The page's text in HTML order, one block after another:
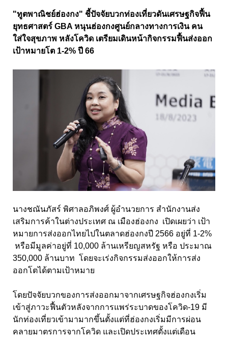
"ทูตพาณิชย์ฮ่องกง" ชี้ปัจจัยบวกท่องเที่ยวดันเศรษฐกิจฟื้น
ยุทธศาสตร์ GBA หนุนฮ่องกงศูนย์กลางทางการเงิน คน
ใส่ใจสุขภาพ หลังโควิด เตรียมเดินหน้ากิจกรรมฟื้นส่งออก
เป้าหมายโต 1-2% ปี 66
นางชณันภัสร์ พิศาลอภิพงศ์ ผู้อำนวยการ สำนักงานส่ง
เสริมการค้าในต่างประเทศ ณ เมืองฮ่องกง เปิดเผยว่า เป้า
หมายการส่งออกไทยไปในตลาดฮ่องกงปี 2566 อยู่ที่ 1-2%
หรือมีมูลค่าอยู่ที่ 10,000 ล้านเหรียญสหรัฐ หรือ ประมาณ
350,000 ล้านบาท โดยจะเร่งกิจกรรมส่งออกให้การส่ง
ออกโตได้ตามเป้าหมาย
โดยปัจจัยบวกของการส่งออกมาจากเศรษฐกิจฮ่องกงเริ่ม
เข้าสู่ภาวะฟื้นตัวหลังจากการแพร่ระบาดของโควิด-19 มี
นักท่องเที่ยวเข้ามามากขึ้นตั้งแต่ที่ฮ่องกงเริ่มมีการผ่อน
คลายมาตรการจากโควิด และเปิดประเทศตั้งแต่เดือน